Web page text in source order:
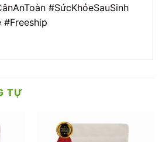
#SứcKhỏeSauSinh
#Freeship
TỰ